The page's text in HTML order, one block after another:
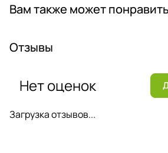
Вам также может
Отзывы
Загрузка отзывов...
Нет оценок